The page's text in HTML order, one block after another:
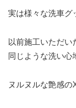
実は様々な洗車グ
以前施工いただ
同じような洗い心
ヌルヌルな艶感